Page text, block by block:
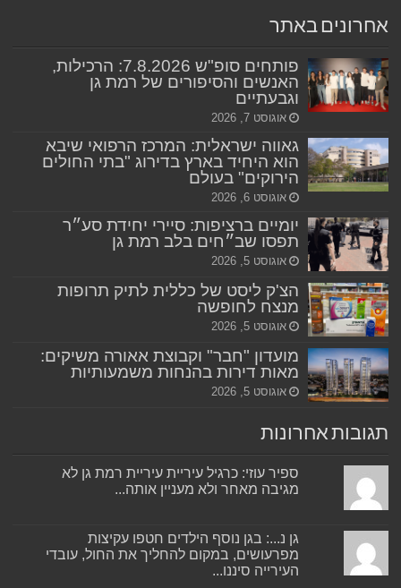
אחרונים באתר
פותחים סופ"ש 7.8.2026: הרכילות,
האנשים והסיפורים של רמת גן
וגבעתיים
אוגוסט 7, 2026
גאווה ישראלית: המרכז הרפואי שיבא
הוא היחיד בארץ בדירוג "בתי החולים
הירוקים" בעולם
אוגוסט 6, 2026
יומיים ברציפות: סיירי יחידת סע״ר
תפסו שב״חים בלב רמת גן
אוגוסט 5, 2026
הצ'ק ליסט של כללית לתיק תרופות
מנצח לחופשה
אוגוסט 5, 2026
מועדון "חבר" וקבוצת אאורה משיקים:
מאות דירות בהנחות משמעותיות
אוגוסט 5, 2026
תגובות אחרונות
ספיר עוזי: כרגיל עיריית עיריית רמת גן לא
מגיבה מאחר ולא מעניין אותה...
גן נ...: בגן נוסף הילדים חטפו עקיצות
מפרעושים, במקום להחליך את החול, עובדי
העירייה סיננו...